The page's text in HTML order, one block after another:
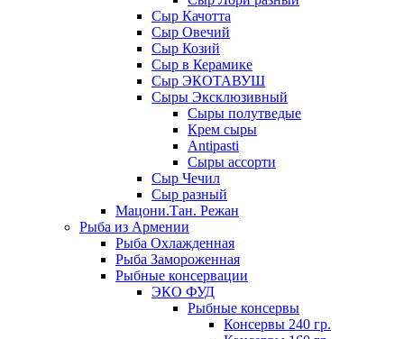
Сыр Качотта
Сыр Овечий
Сыр Козий
Сыр в Керамике
Сыр ЭКОТАВУШ
Сыры Эксклюзивный
Сыры полутведые
Крем сыры
Antipasti
Сыры ассорти
Сыр Чечил
Сыр разный
Мацони.Тан. Режан
Рыба из Армении
Рыба Охлажденная
Рыба Замороженная
Рыбные консервации
ЭКО ФУД
Рыбные консервы
Консервы 240 гр.